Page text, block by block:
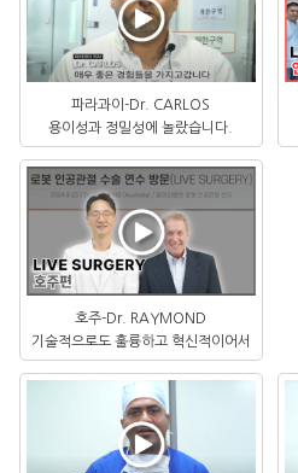
파라과이-Dr. CARLOS
용이성과 정밀성에 놀랐습니다.
호주-Dr. RAYMOND
기술적으로도 훌륭하고 혁신적이어서